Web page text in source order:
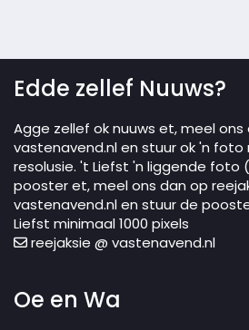
Edde zellef Nuuws?
Agge zellef ok nuuws et, meel ons
vastenavend.nl en stuur ok 'n foto
resolusie. 't Liefst 'n liggende foto
pooster et, meel ons dan op
vastenavend.nl en stuur de
Liefst minimaal 1000 pixels
reejaksie @ vastenavend.nl
Oe en Wa